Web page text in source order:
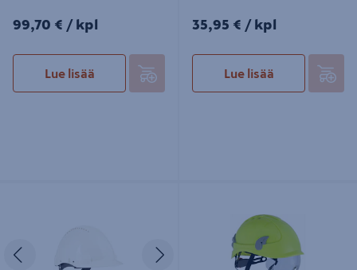
99,70€/kpl
99,70 € / kpl
Lue lisää
35,95€/kpl
35,95 € / kpl
Lue lisää